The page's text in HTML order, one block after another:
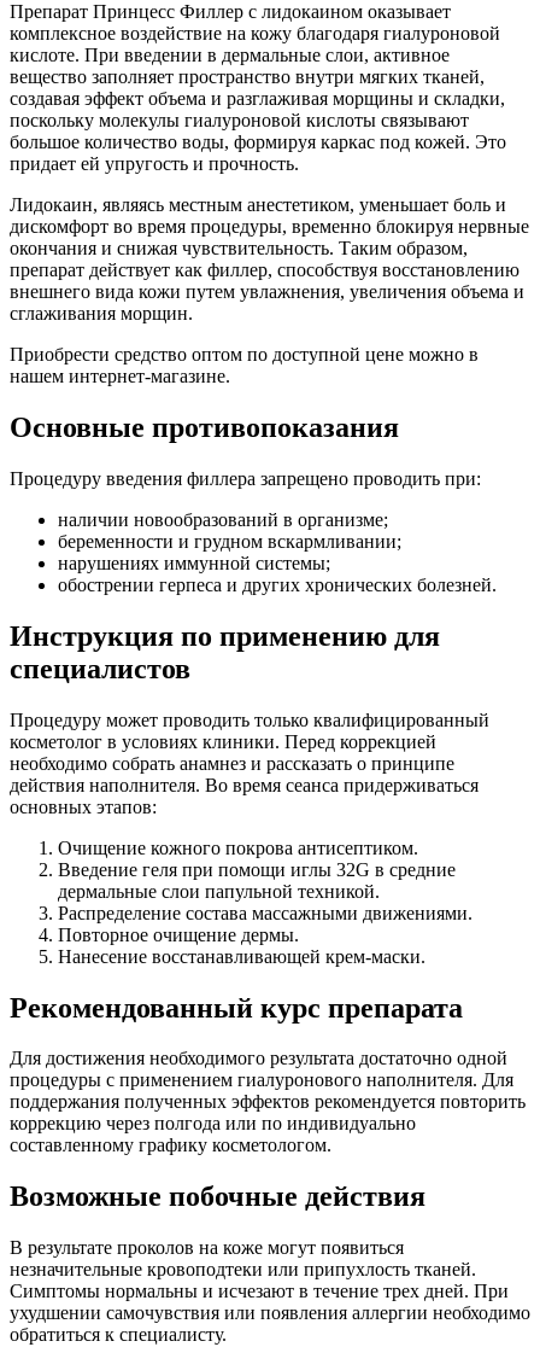
Препарат Принцесс Филлер с лидокаином оказывает
комплексное воздействие на кожу благодаря гиалуроновой
кислоте. При введении в дермальные слои, активное
вещество заполняет пространство внутри мягких тканей,
создавая эффект объема и разглаживая морщины и складки,
поскольку молекулы гиалуроновой кислоты связывают
большое количество воды, формируя каркас под кожей. Это
придает ей упругость и прочность.
Лидокаин, являясь местным анестетиком, уменьшает боль и
дискомфорт во время процедуры, временно блокируя нервные
окончания и снижая чувствительность. Таким образом,
препарат действует как филлер, способствуя восстановлению
внешнего вида кожи путем увлажнения, увеличения объема и
сглаживания морщин.
Приобрести средство оптом по доступной цене можно в
нашем интернет-магазине.
Основные противопоказания
Процедуру введения филлера запрещено проводить при:
наличии новообразований в организме;
беременности и грудном вскармливании;
нарушениях иммунной системы;
обострении герпеса и других хронических болезней.
Инструкция по применению для
специалистов
Процедуру может проводить только квалифицированный
косметолог в условиях клиники. Перед коррекцией
необходимо собрать анамнез и рассказать о принципе
действия наполнителя. Во время сеанса придерживаться
основных этапов:
Очищение кожного покрова антисептиком.
Введение геля при помощи иглы 32G в средние
дермальные слои папульной техникой.
Распределение состава массажными движениями.
Повторное очищение дермы.
Нанесение восстанавливающей крем-маски.
Рекомендованный курс препарата
Для достижения необходимого результата достаточно одной
процедуры с применением гиалуронового наполнителя. Для
поддержания полученных эффектов рекомендуется повторить
коррекцию через полгода или по индивидуально
составленному графику косметологом.
Возможные побочные действия
В результате проколов на коже могут появиться
незначительные кровоподтеки или припухлость тканей.
Симптомы нормальны и исчезают в течение трех дней. При
ухудшении самочувствия или появления аллергии необходимо
обратиться к специалисту.